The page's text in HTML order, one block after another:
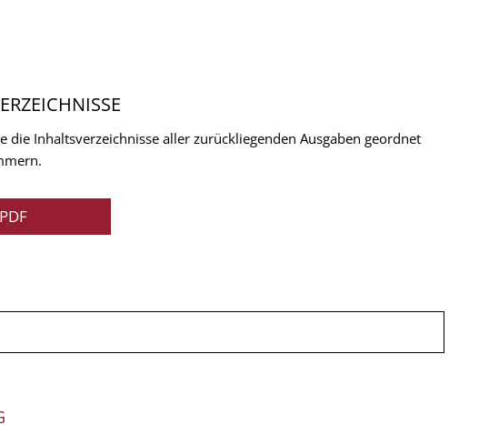
die Inhaltsverzeichnisse aller zurückliegenden Ausgaben geordnet
PDF